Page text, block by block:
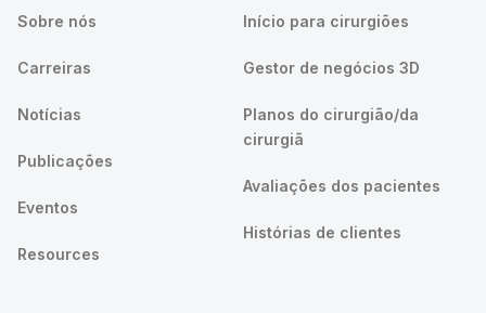
Sobre nós
Carreiras
Notícias
Publicações
Eventos
Resources
Início para cirurgiões
Gestor de negócios 3D
Planos do cirurgião/da
cirurgiã
Avaliações dos pacientes
Histórias de clientes